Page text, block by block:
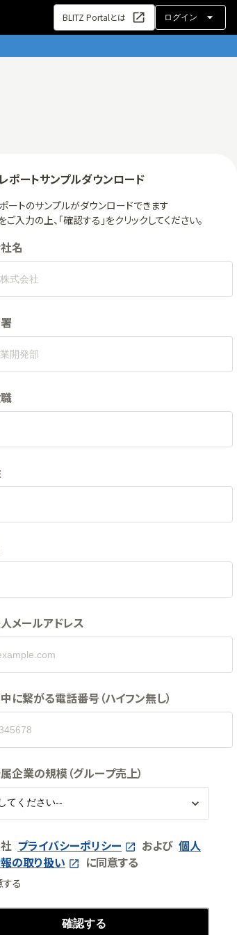
BLITZ Portalとは ログイン
ポートサンプルダウンロード
ートのサンプルがダウンロードできます
入力の上、「確認する」をクリックしてください。
名
メールアドレス
に繋がる電話番号（ハイフン無し）
企業の規模（グループ売上）
プライバシーポリシー および 個人
の取り扱い
に同意する
る
確認する